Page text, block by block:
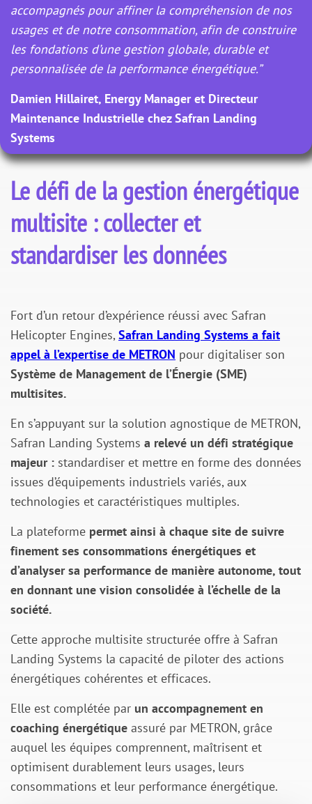
accompagnés pour affiner la compréhension de nos
usages et de notre consommation, afin de construire
les fondations d’une gestion globale, durable et
personnalisée de la performance énergétique.”
Damien Hillairet, Energy Manager et Directeur
Maintenance Industrielle chez Safran Landing
Systems
Le défi de la gestion énergétique
multisite : collecter et
standardiser les données
Fort d’un retour d’expérience réussi avec Safran
Helicopter Engines, Safran Landing Systems a fait
appel à l’expertise de METRON pour digitaliser son
Système de Management de l’Énergie (SME)
multisites.
En s’appuyant sur la solution agnostique de METRON,
Safran Landing Systems a relevé un défi stratégique
majeur : standardiser et mettre en forme des données
issues d’équipements industriels variés, aux
technologies et caractéristiques multiples.
La plateforme permet ainsi à chaque site de suivre
finement ses consommations énergétiques et
d’analyser sa performance de manière autonome, tout
en donnant une vision consolidée à l’échelle de la
société.
Cette approche multisite structurée offre à Safran
Landing Systems la capacité de piloter des actions
énergétiques cohérentes et efficaces.
Elle est complétée par un accompagnement en
coaching énergétique assuré par METRON, grâce
auquel les équipes comprennent, maîtrisent et
optimisent durablement leurs usages, leurs
consommations et leur performance énergétique.